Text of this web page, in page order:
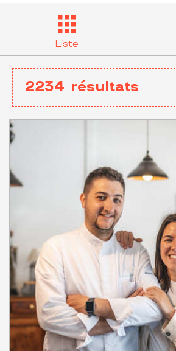
Liste
2234 résultats